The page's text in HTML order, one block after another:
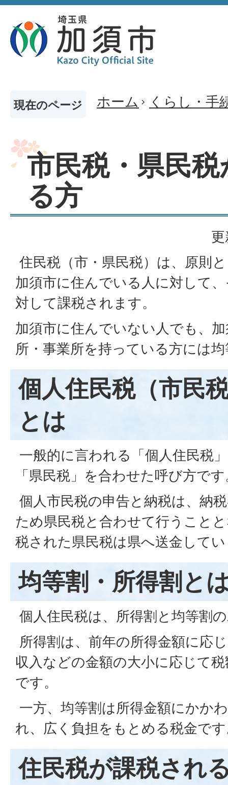
現在のページ ホーム くらし・手
市民税・県民
る方
住民税（市・県民税）は、原則
加須市に住んでいる人に対して
対して課税されます。
加須市に住んでいない人でも、
所・事業所を持っている方には
個人住民税（市民
とは
一般的に言われる「個人住民税
「県民税」を合わせた呼び方で
個人市民税の申告と納税は、納
ため県民税と合わせて行うこと
税された県民税は県へ送金して
均等割・所得割と
個人住民税は、所得割と均等割
所得割は、前年の所得金額に応
収入などの金額の大小に応じて
です。
一方、均等割は所得金額にかか
れ、広く負担をもとめる税金で
住民税が課税され